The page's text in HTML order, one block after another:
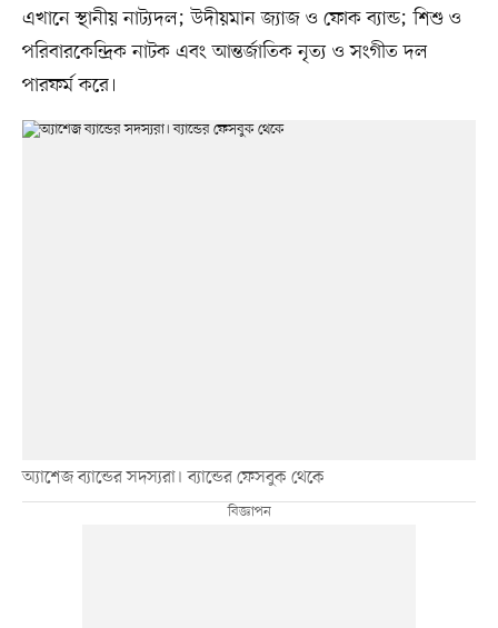
এখানে স্থানীয় নাট্যদল; উদীয়মান জ্যাজ ও ফোক ব্যান্ড; শিশু ও
পরিবারকেন্দ্রিক নাটক এবং আন্তর্জাতিক নৃত্য ও সংগীত দল
পারফর্ম করে।
অ্যাশেজ ব্যান্ডের সদস্যরা। ব্যান্ডের ফেসবুক থেকে